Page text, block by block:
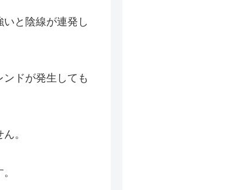
と陰線が連発し
ドが発生しても
。